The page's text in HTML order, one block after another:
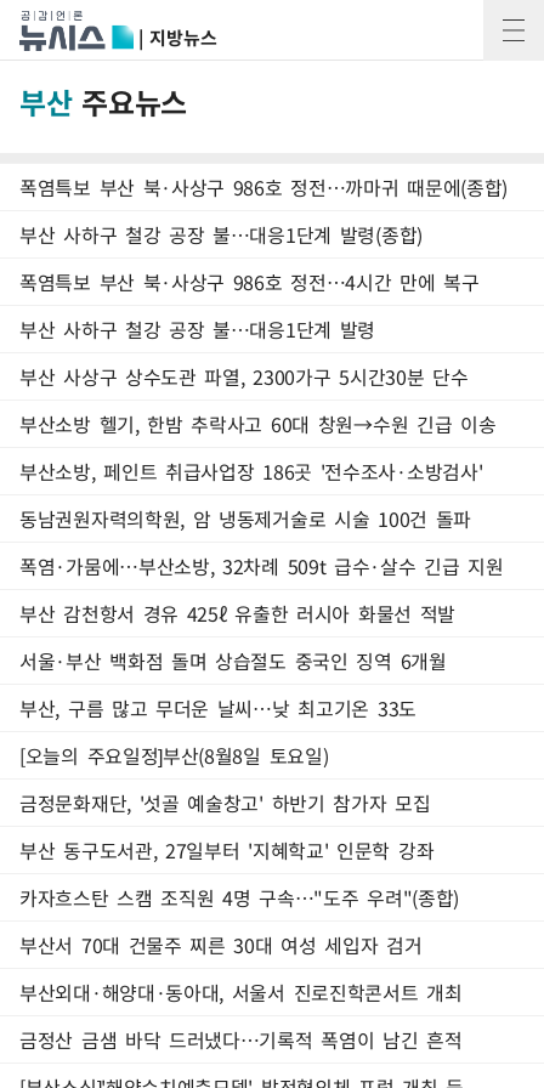
| 지방뉴스
부산주요뉴스
폭염특보 부산 북·사상구 986호 정전…까마귀 때문에(종합)
부산 사하구 철강 공장 불…대응1단계 발령(종합)
폭염특보 부산 북·사상구 986호 정전…4시간 만에 복구
부산 사하구 철강 공장 불…대응1단계 발령
부산 사상구 상수도관 파열, 2300가구 5시간30분 단수
부산소방 헬기, 한밤 추락사고 60대 창원→수원 긴급 이송
부산소방, 페인트 취급사업장 186곳 '전수조사·소방검사'
동남권원자력의학원, 암 냉동제거술로 시술 100건 돌파
폭염·가뭄에…부산소방, 32차례 509t 급수·살수 긴급 지원
부산 감천항서 경유 425ℓ 유출한 러시아 화물선 적발
서울·부산 백화점 돌며 상습절도 중국인 징역 6개월
부산, 구름 많고 무더운 날씨…낮 최고기온 33도
[오늘의 주요일정]부산(8월8일 토요일)
금정문화재단, '섯골 예술창고' 하반기 참가자 모집
부산 동구도서관, 27일부터 '지혜학교' 인문학 강좌
카자흐스탄 스캠 조직원 4명 구속…"도주 우려"(종합)
부산서 70대 건물주 찌른 30대 여성 세입자 검거
부산외대·해양대·동아대, 서울서 진로진학콘서트 개최
금정산 금샘 바닥 드러냈다…기록적 폭염이 남긴 흔적